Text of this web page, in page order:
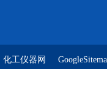
化工仪器网